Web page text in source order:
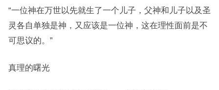
“一位神在万世以先就生了一个儿子，父神和儿子以及圣
灵各自单独是神，又应该是一位神，这在理性面前是不
可思议的。”
真理的曙光